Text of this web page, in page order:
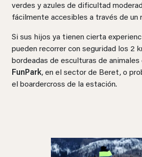
verdes y azules de dificultad
fácilmente accesibles a través de un
Si sus hijos ya tienen cierta
pueden recorrer con seguridad los 2
bordeadas de esculturas de animales
FunPark, en el sector de Beret, o
el boardercross de la estación.